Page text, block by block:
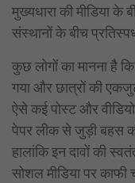
मुख्यधारा की मीडिया के
संस्थानों के बीच
कुछ लोगों का मानना है
गया और छात्रों की
ऐसे कई पोस्ट और
पेपर लीक से जुड़ी बहस
हालांकि इन दावों की
सोशल मीडिया पर काफी